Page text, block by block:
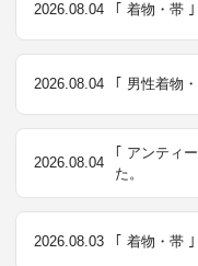
2026.08.04 ｢ 着物・帯
2026.08.04 ｢ 男性着物
2026.08.04
｢ アンティ
た。
2026.08.03 ｢ 着物・帯